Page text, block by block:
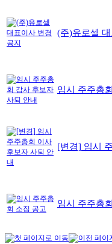
(주)유로셀
임시 주주총
[변경] 임시
임시 주주총